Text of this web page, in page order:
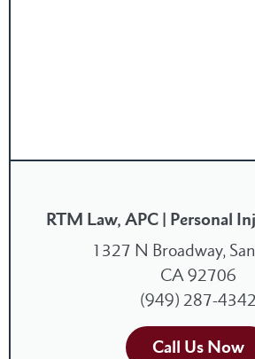
RTM Law, APC | Personal
1327 N Broadway,
CA 92706
(949) 287-4342
Call Us Now